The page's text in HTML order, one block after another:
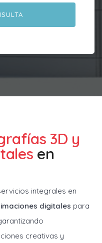
3D y
en
integrales en
digitales para
creativas y